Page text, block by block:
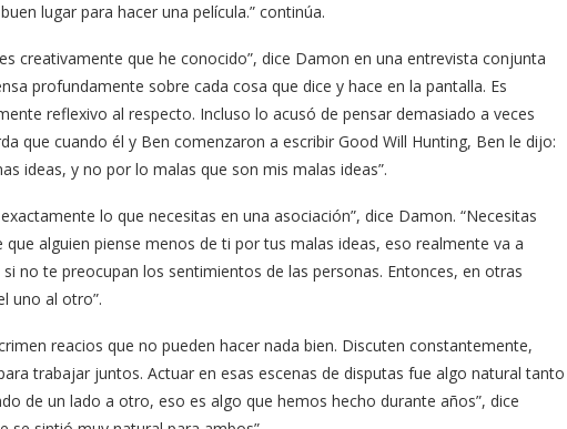
lugar para hacer una película.” continúa.
creativamente que he conocido”, dice Damon en una entrevista conjunta
profundamente sobre cada cosa que dice y hace en la pantalla. Es
reflexivo al respecto. Incluso lo acusó de pensar demasiado a veces
que cuando él y Ben comenzaron a escribir Good Will Hunting, Ben le dijo:
ideas, y no por lo malas que son mis malas ideas”.
lo que necesitas en una asociación”, dice Damon. “Necesitas
alguien piense menos de ti por tus malas ideas, eso realmente va a
no te preocupan los sentimientos de las personas. Entonces, en otras
uno al otro”.
reacios que no pueden hacer nada bien. Discuten constantemente,
trabajar juntos. Actuar en esas escenas de disputas fue algo natural tanto
de un lado a otro, eso es algo que hemos hecho durante años”, dice